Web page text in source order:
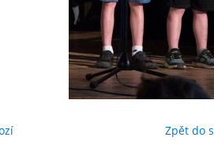
Zpět do